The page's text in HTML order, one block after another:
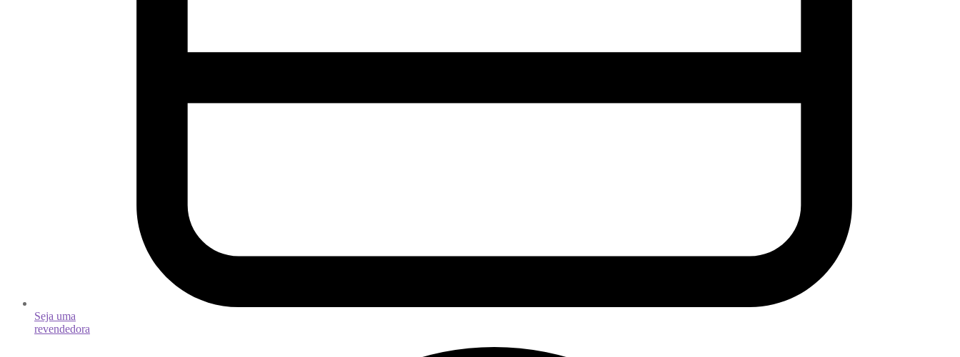
Seja uma
revendedora